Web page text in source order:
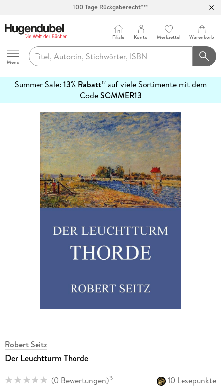
100 Tage Rückgaberecht***
Hugendubel
Menu
Filiale Konto Merkzettel Warenkorb
Summer Sale: 13% Rabatt12auf viele Sortimente mit dem
CodeSOMMER13
erfahren
Robert Seitz
Der Leuchtturm Thorde
(0 Bewertungen)15
10 Lesepunkte